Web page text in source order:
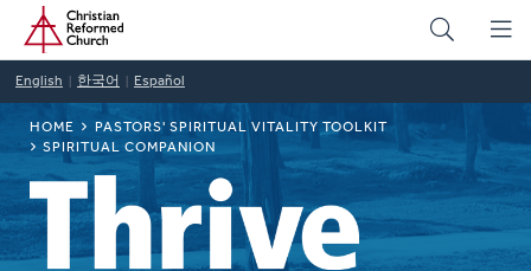
Skip
main
content
Home
English 한국어 Español
BREADCRUMB
HOME
PASTORS' SPIRITUAL VITALITY TOOLKIT
SPIRITUAL COMPANION